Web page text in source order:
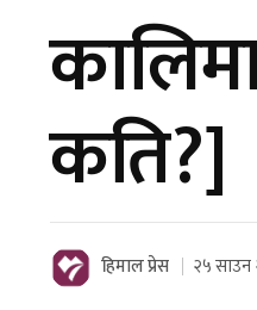
कति?]
हिमाल प्रेस २५